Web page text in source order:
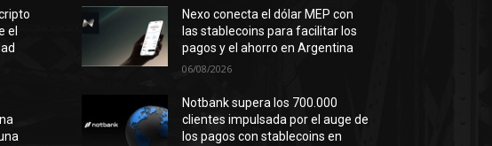
el
Nexo conecta el dólar MEP con
las stablecoins para facilitar los
pagos y el ahorro en Argentina
06/08/2026
Notbank supera los 700.000
clientes impulsada por el auge de
los pagos con stablecoins en